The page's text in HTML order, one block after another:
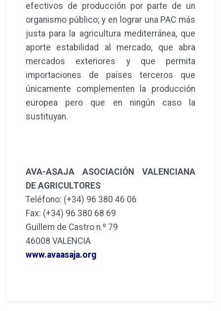
efectivos de producción por parte de un
organismo público; y en lograr una PAC más
justa para la agricultura mediterránea, que
aporte estabilidad al mercado, que abra
mercados exteriores y que permita
importaciones de países terceros que
únicamente complementen la producción
europea pero que en ningún caso la
sustituyan.
AVA-ASAJA ASOCIACIÓN VALENCIANA
DE AGRICULTORES
Teléfono: (+34) 96 380 46 06
Fax: (+34) 96 380 68 69
Guillem de Castro n.º 79
46008 VALENCIA
www.avaasaja.org